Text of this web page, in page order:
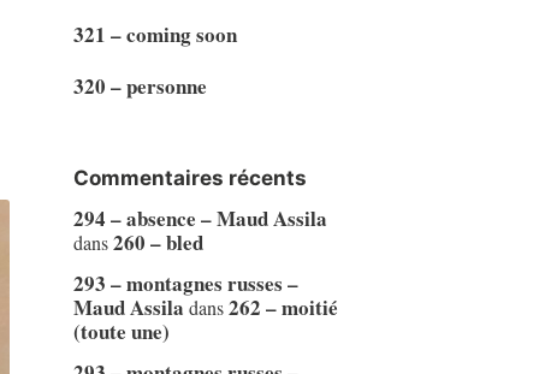
321 – coming soon
320 – personne
Commentaires récents
294 – absence – Maud Assila
dans260 – bled
293 – montagnes russes –
Maud Assila dans262 – moitié
(toute une)